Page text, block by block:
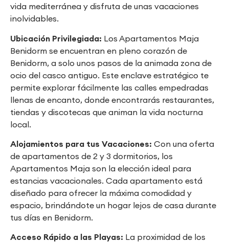
vida mediterránea y disfruta de unas vacaciones
inolvidables.
Ubicación Privilegiada: Los Apartamentos Maja
Benidorm se encuentran en pleno corazón de
Benidorm, a solo unos pasos de la animada zona de
ocio del casco antiguo. Este enclave estratégico te
permite explorar fácilmente las calles empedradas
llenas de encanto, donde encontrarás restaurantes,
tiendas y discotecas que animan la vida nocturna
local.
Alojamientos para tus Vacaciones: Con una oferta
de apartamentos de 2 y 3 dormitorios, los
Apartamentos Maja son la elección ideal para
estancias vacacionales. Cada apartamento está
diseñado para ofrecer la máxima comodidad y
espacio, brindándote un hogar lejos de casa durante
tus días en Benidorm.
Acceso Rápido a las Playas: La proximidad de los